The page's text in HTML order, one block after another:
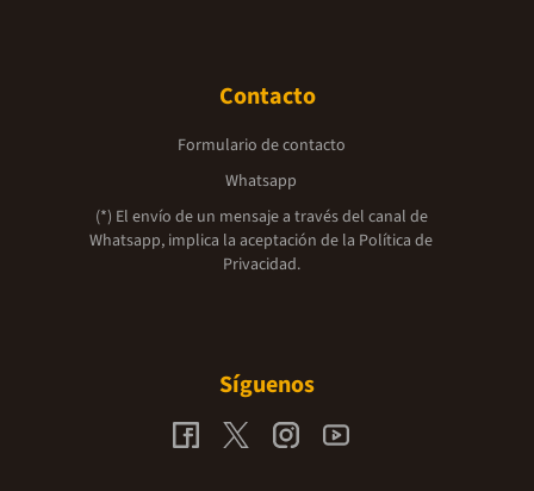
Contacto
Formulario de contacto
Whatsapp
(*) El envío de un mensaje a través del canal de
Whatsapp, implica la aceptación de la Política de
Privacidad.
Síguenos